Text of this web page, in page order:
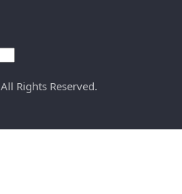
All Rights Reserved.